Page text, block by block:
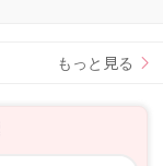
もっと見る